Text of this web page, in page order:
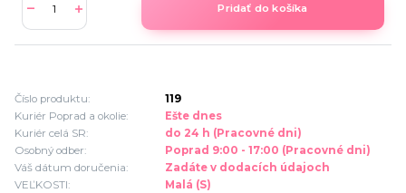
Pridať do košíka
Číslo produktu:
119
Kuriér Poprad a okolie:
Ešte dnes
Kuriér celá SR:
do 24 h (Pracovné dni)
Osobný odber:
Poprad 9:00 - 17:00 (Pracovné dni)
Váš dátum doručenia:
Zadáte v dodacích údajoch
VEĽKOSTI:
Malá (S)